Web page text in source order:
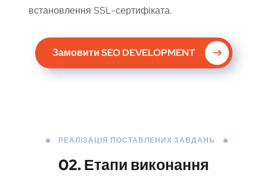
встановлення SSL-сертифіката.
Замовити SEO DEVELOPMENT
РЕАЛІЗАЦІЯ ПОСТАВЛЕНИХ ЗАВДАНЬ
02. Етапи виконання